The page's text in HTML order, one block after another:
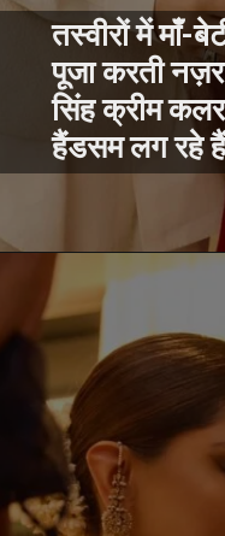
तस्वीरों में माँ-
पूजा करती
सिंह क्रीम
हैंडसम लग रहे